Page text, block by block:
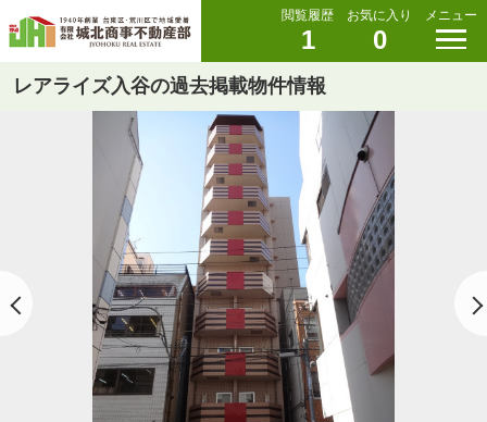
閲覧履歴
1
お気に入り
0
メニュー
レアライズ入谷の過去掲載物件情報